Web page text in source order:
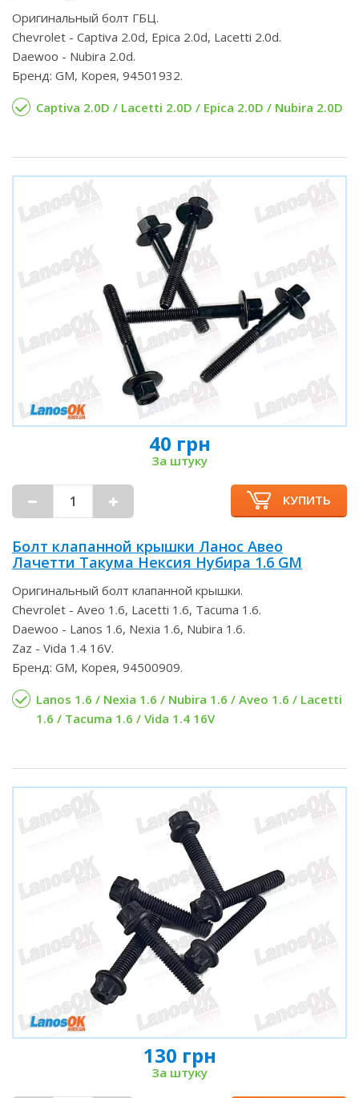
Оригинальный болт ГБЦ.
Chevrolet - Captiva 2.0d, Epica 2.0d, Lacetti 2.0d.
Daewoo - Nubira 2.0d.
Бренд: GM, Корея, 94501932.
Captiva 2.0D / Lacetti 2.0D / Epica 2.0D / Nubira 2.0D
40 грн
За штуку
КУПИТЬ
Болт клапанной крышки Ланос Авео
Лачетти Такума Нексия Нубира 1.6 GM
Оригинальный болт клапанной крышки.
Chevrolet - Aveo 1.6, Lacetti 1.6, Tacuma 1.6.
Daewoo - Lanos 1.6, Nexia 1.6, Nubira 1.6.
Zaz - Vida 1.4 16V.
Бренд: GM, Корея, 94500909.
Lanos 1.6 / Nexia 1.6 / Nubira 1.6 / Aveo 1.6 / Lacetti
1.6 / Tacuma 1.6 / Vida 1.4 16V
130 грн
За штуку